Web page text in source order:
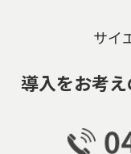
サイ
導入をお考